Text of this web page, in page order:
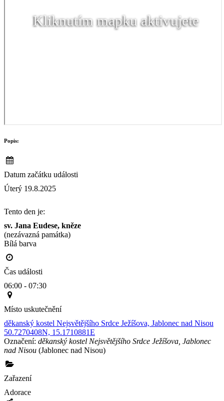
Kliknutím mapku aktivujete
Popis:
Datum začátku události
Úterý 19.8.2025
Tento den je:
sv. Jana Eudese, kněze
(nezávazná památka)
Bílá barva
Čas události
06:00 - 07:30
Místo uskutečnění
děkanský kostel Nejsvětějšího Srdce Ježíšova, Jablonec nad Nisou
50.7270408N, 15.1710881E
Označení: děkanský kostel Nejsvětějšího Srdce Ježíšova, Jablonec
nad Nisou (Jablonec nad Nisou)
Zařazení
Adorace